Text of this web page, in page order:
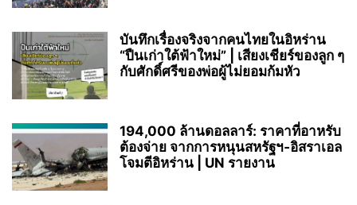
บันทึกเรื่องจริงจากคนไทยในอิหร่าน
“ปืนเก่าใต้ฟ้าใหม่” | เสียงเชียร์ของลูก ๆ
กับศักดิ์ศรีของพ่อผู้ไม่ยอมก้มหัว
194,000 ล้านดอลลาร์: ราคาที่อาหรับ
ต้องจ่าย จากการหนุนสหรัฐฯ‑อิสราเอล
โจมตีอิหร่าน | UN รายงาน